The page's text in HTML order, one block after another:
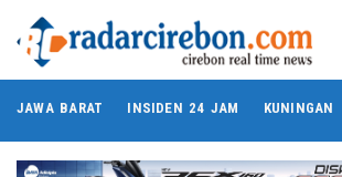
JAWA BARAT INSIDEN 24 JAM KUNINGAN